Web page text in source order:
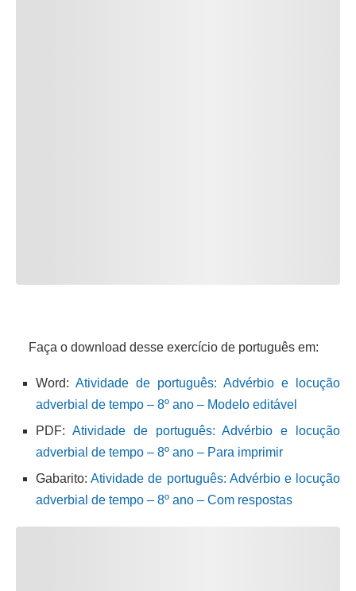
Faça o download desse exercício de português em:
Word: Atividade de português: Advérbio e locução
adverbial de tempo – 8º ano – Modelo editável
PDF: Atividade de português: Advérbio e locução
adverbial de tempo – 8º ano – Para imprimir
Gabarito:Atividade de português: Advérbio e locução
adverbial de tempo – 8º ano – Com respostas